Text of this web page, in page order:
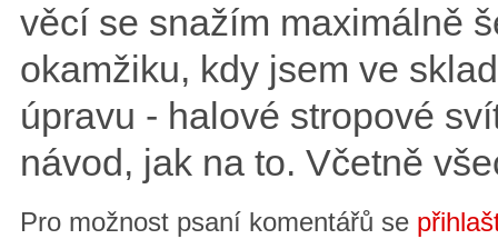
věcí se snažím maximálně
okamžiku, kdy jsem ve
úpravu - halové stropové
návod, jak na to. Včetně
Pro možnost psaní komentářů se